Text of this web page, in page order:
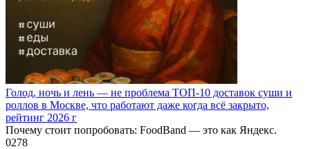
Голод, ночь и лень — не проблема ТОП-10 доставок суши и
роллов в Москве, что работают даже когда всё закрыто,
рейтинг 2026 г
Почему стоит попробовать: FoodBand — это как Яндекс.
0278